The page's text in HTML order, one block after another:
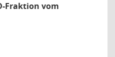
Fraktion vom